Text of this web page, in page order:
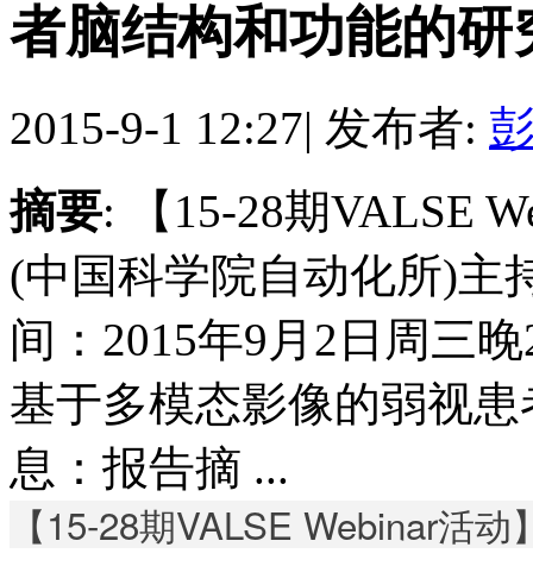
者脑结构和功能的研
2015-9-1 12:27| 发布者:
摘要: 【15-28期VALSE
(中国科学院自动化所)主
间：2015年9月2日周三
基于多模态影像的弱视
息：报告摘 ...
【15-28期VALSE Webinar活动